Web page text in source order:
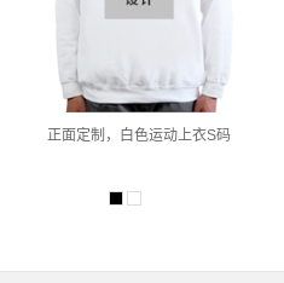
正面定制，白色运动上衣S码